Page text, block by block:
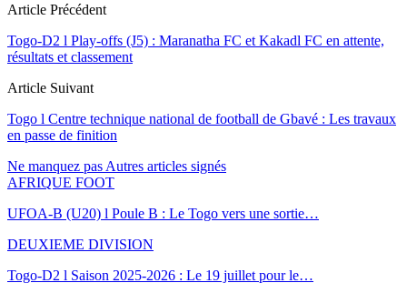
Article Précédent
Togo-D2 l Play-offs (J5) : Maranatha FC et Kakadl FC en attente,
résultats et classement
Article Suivant
Togo l Centre technique national de football de Gbavé : Les travaux
en passe de finition
Ne manquez pas Autres articles signés
AFRIQUE FOOT
UFOA-B (U20) l Poule B : Le Togo vers une sortie…
DEUXIEME DIVISION
Togo-D2 l Saison 2025-2026 : Le 19 juillet pour le…